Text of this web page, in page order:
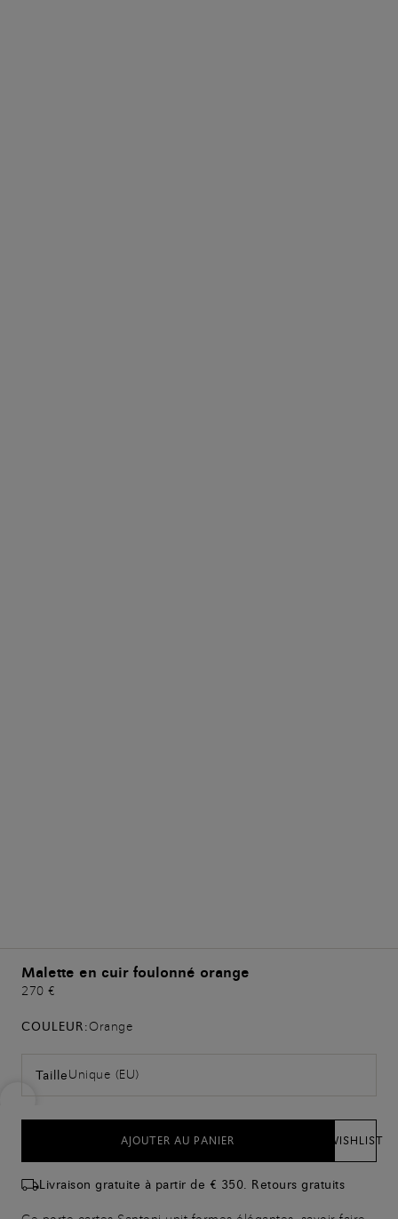
Malette en cuir foulonné orange
270 €
COULEUR:Orange
TailleUnique (EU)
AJOUTER AU PANIER WISHLIST
Livraison gratuite à partir de € 350. Retours gratuits